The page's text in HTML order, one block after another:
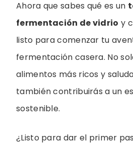
Ahora que sabes qué es un
fermentación de vidrio y
listo para comenzar tu
fermentación casera. No
alimentos más ricos y
también contribuirás a un
sostenible.
¿Listo para dar el primer